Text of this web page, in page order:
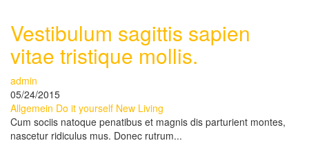
Vestibulum sagittis sapien
vitae tristique mollis.
admin
05/24/2015
Allgemein Do it yourself New Living
Cum sociis natoque penatibus et magnis dis parturient montes,
nascetur ridiculus mus. Donec rutrum...